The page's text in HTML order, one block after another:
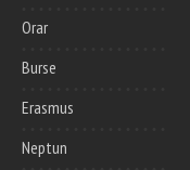
Orar
Burse
Erasmus
Neptun